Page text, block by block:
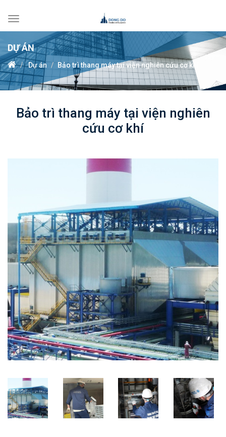
Toggle
navigation
DỰ ÁN
Dự án Bảo trì thang máy tại viện nghiên cứu cơ khí
Bảo trì thang máy tại viện nghiên
cứu cơ khí